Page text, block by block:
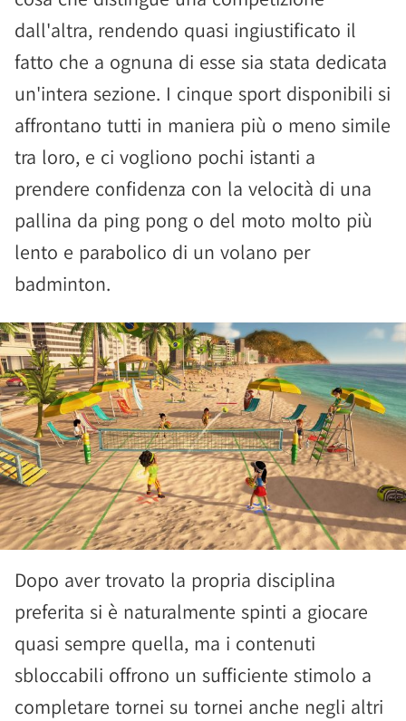
dall'altra, rendendo quasi ingiustificato il
fatto che a ognuna di esse sia stata dedicata
un'intera sezione. I cinque sport disponibili si
affrontano tutti in maniera più o meno simile
tra loro, e ci vogliono pochi istanti a
prendere confidenza con la velocità di una
pallina da ping pong o del moto molto più
lento e parabolico di un volano per
badminton.
Dopo aver trovato la propria disciplina
preferita si è naturalmente spinti a giocare
quasi sempre quella, ma i contenuti
sbloccabili offrono un sufficiente stimolo a
completare tornei su tornei anche negli altri